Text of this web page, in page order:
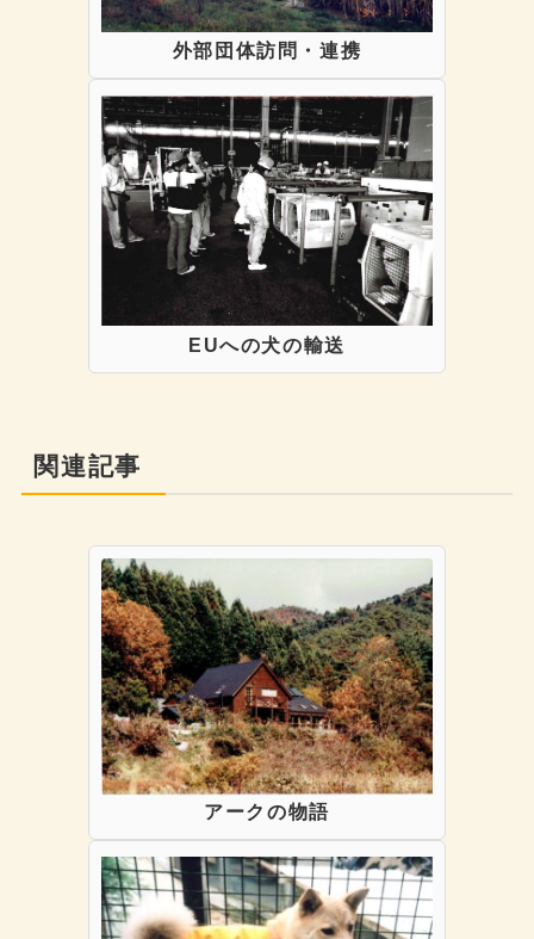
外部団体訪問・連携
EUへの犬の輸送
関連記事
アークの物語